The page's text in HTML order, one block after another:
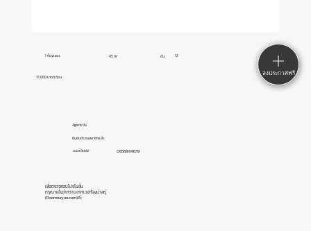
Agent ปิง
เบอร์ติดต่อ:
ยืนยันตัวตนสมาชิกแล้ว
0656889639
เพื่อตรวจสอบโปรโมชั่น
กรุณาแจ้งว่าทราบจากเวปห้องน่าอยู่
(Roomnayoo.com)ค่ะ
1 ห้องนอน 12
ชั้น
45 m²
31,000 บาท/เดือน
ลงประกาศฟรี